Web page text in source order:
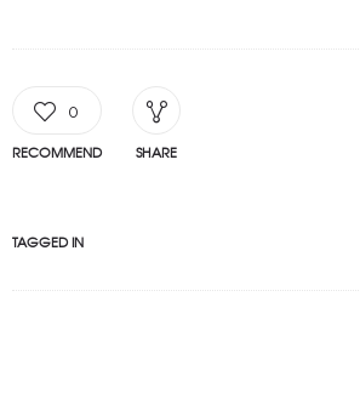
0
RECOMMEND SHARE
TAGGED IN